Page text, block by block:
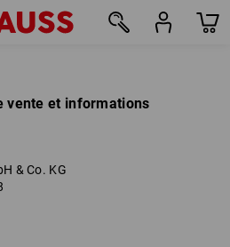
vente et informations
& Co. KG